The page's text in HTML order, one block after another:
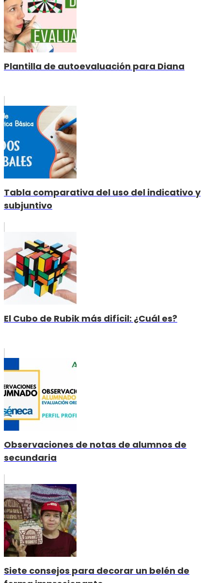
Plantilla de autoevaluación para Diana
Tabla comparativa del uso del indicativo y
subjuntivo
El Cubo de Rubik más difícil: ¿Cuál es?
Observaciones de notas de alumnos de
secundaria
Siete consejos para decorar un belén de